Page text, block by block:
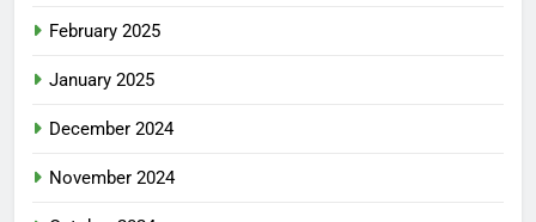
February 2025
January 2025
December 2024
November 2024